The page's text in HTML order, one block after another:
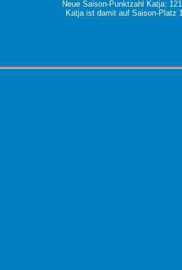
Neue Saison-Punktzahl Katja:
Katja ist damit auf Saison-Platz